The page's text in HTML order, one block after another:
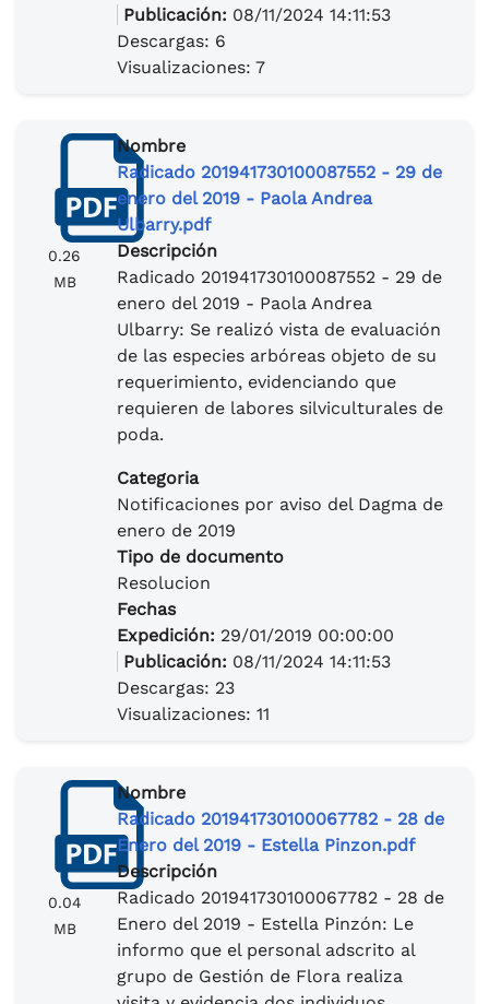
Publicación: 08/11/2024 14:11:53
Descargas: 6
Visualizaciones: 7
0.26
MB
Nombre
Radicado 201941730100087552 - 29 de
enero del 2019 - Paola Andrea
Ulbarry.pdf
Descripción
Radicado 201941730100087552 - 29 de
enero del 2019 - Paola Andrea
Ulbarry: Se realizó vista de evaluación
de las especies arbóreas objeto de su
requerimiento, evidenciando que
requieren de labores silviculturales de
poda.
Categoria
Notificaciones por aviso del Dagma de
enero de 2019
Tipo de documento
Resolucion
Fechas
Expedición: 29/01/2019 00:00:00
Publicación: 08/11/2024 14:11:53
Descargas: 23
Visualizaciones: 11
0.04
MB
Nombre
Radicado 201941730100067782 - 28 de
Enero del 2019 - Estella Pinzon.pdf
Descripción
Radicado 201941730100067782 - 28 de
Enero del 2019 - Estella Pinzón: Le
informo que el personal adscrito al
grupo de Gestión de Flora realiza